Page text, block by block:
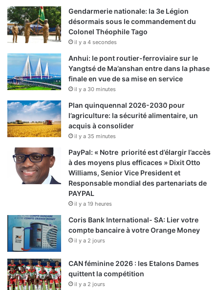
Gendarmerie nationale: la 3e Légion
désormais sous le commandement du
Colonel Théophile Tago
il y a 4 secondes
Anhui: le pont routier-ferroviaire sur le
Yangtsé de Ma’anshan entre dans la phase
finale en vue de sa mise en service
il y a 30 minutes
Plan quinquennal 2026-2030 pour
l’agriculture: la sécurité alimentaire, un
acquis à consolider
il y a 35 minutes
PayPal: « Notre priorité est d’élargir l’accès
à des moyens plus efficaces » Dixit Otto
Williams, Senior Vice President et
Responsable mondial des partenariats de
PAYPAL
il y a 19 heures
Coris Bank International- SA: Lier votre
compte bancaire à votre Orange Money
il y a 2 jours
CAN féminine 2026 : les Etalons Dames
quittent la compétition
il y a 2 jours